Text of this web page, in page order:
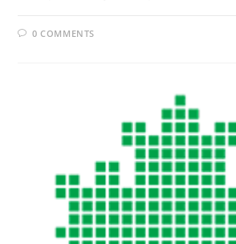
0 COMMENTS